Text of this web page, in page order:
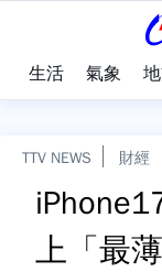
生活 氣象
TTV NEWS 財經
上「最